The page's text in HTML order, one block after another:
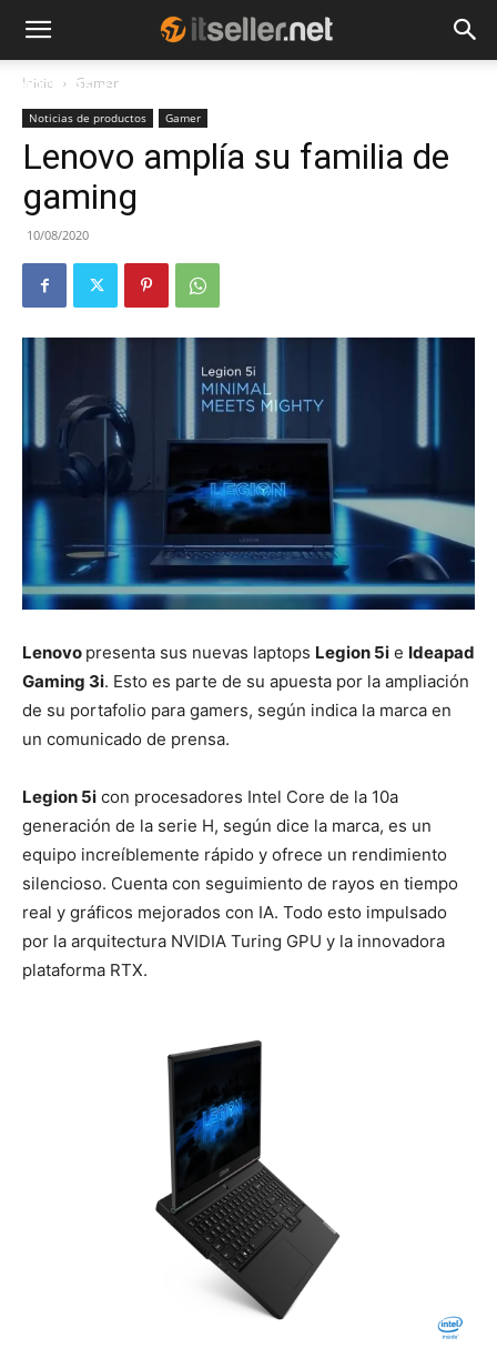
NOTICIAS
Inicio Gamer
Noticias de productos Gamer
Lenovo amplía su familia de
gaming
10/08/2020
Lenovo presenta sus nuevas laptops Legion 5i e Ideapad
Gaming 3i. Esto es parte de su apuesta por la ampliación
de su portafolio para gamers, según indica la marca en
un comunicado de prensa.
Legion 5i con procesadores Intel Core de la 10a
generación de la serie H, según dice la marca, es un
equipo increíblemente rápido y ofrece un rendimiento
silencioso. Cuenta con seguimiento de rayos en tiempo
real y gráficos mejorados con IA. Todo esto impulsado
por la arquitectura NVIDIA Turing GPU y la innovadora
plataforma RTX.